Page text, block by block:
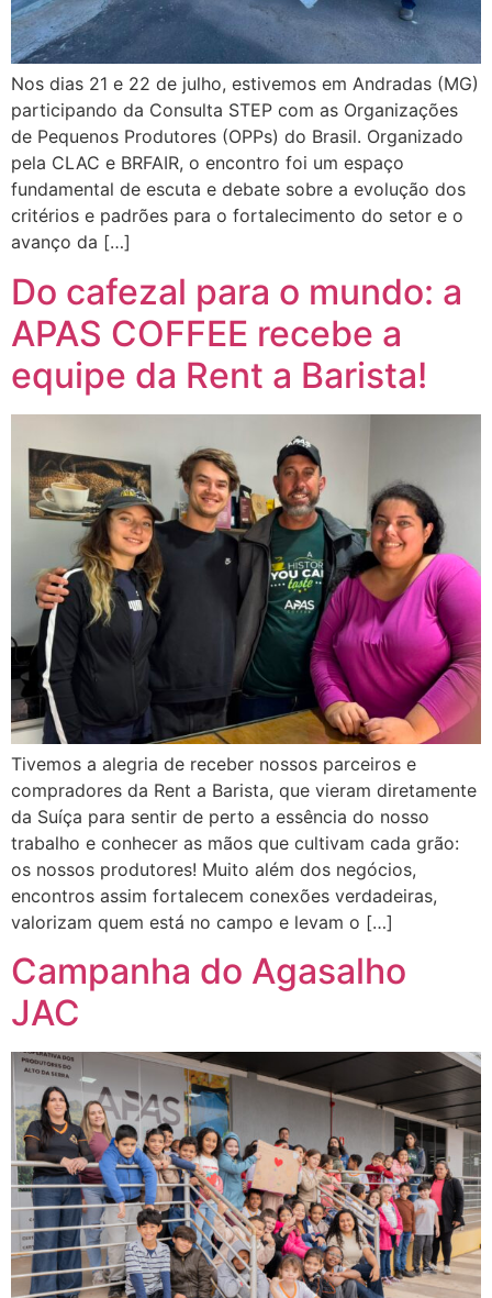
Nos dias 21 e 22 de julho, estivemos em Andradas (MG)
participando da Consulta STEP com as Organizações
de Pequenos Produtores (OPPs) do Brasil. Organizado
pela CLAC e BRFAIR, o encontro foi um espaço
fundamental de escuta e debate sobre a evolução dos
critérios e padrões para o fortalecimento do setor e o
avanço da […]
Do cafezal para o mundo: a
APAS COFFEE recebe a
equipe da Rent a Barista!
Tivemos a alegria de receber nossos parceiros e
compradores da Rent a Barista, que vieram diretamente
da Suíça para sentir de perto a essência do nosso
trabalho e conhecer as mãos que cultivam cada grão:
os nossos produtores! Muito além dos negócios,
encontros assim fortalecem conexões verdadeiras,
valorizam quem está no campo e levam o […]
Campanha do Agasalho
JAC